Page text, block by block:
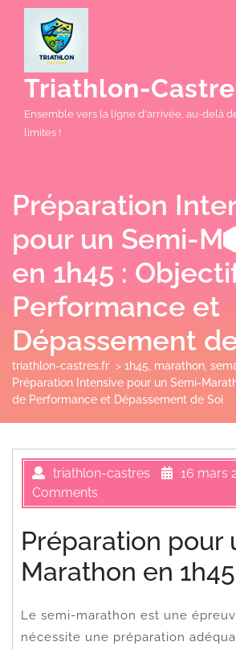
Triathlon-
Ensemble vers la ligne d'arrivée, au-delà
limites !
Préparation
pour un Semi-
en 1h45 :
Performance et
Dépassement
triathlon-castres.fr > 1h45 marathon
Préparation Intensive pour un Semi-
de Performance et Dépassement de Soi
triathlon-castres 16 mars
Comments
Préparation pour
Marathon en 1h45
Le semi-marathon est une
nécessite une préparation